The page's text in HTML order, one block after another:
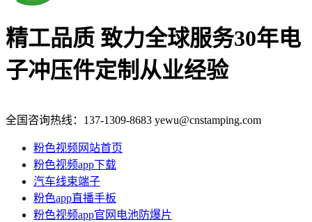
精工品质 致力全球服务30年电
子冲压件定制从业经验
全国咨询热线： 137-1309-8683 yewu@cnstamping.com
粉色视频网站首页
粉色视频app下载
汽车线束端子
粉色app直播手板
粉色视频app官网电池防爆片